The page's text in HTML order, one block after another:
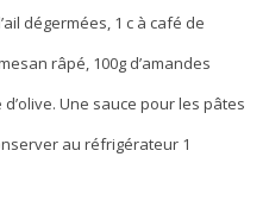
dégermées, 1 c à café de
râpé, 100g d’amandes
Une sauce pour les pâtes
au réfrigérateur 1